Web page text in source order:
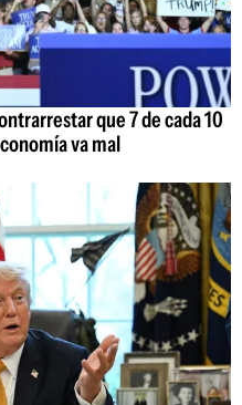
que 7 de cada 10
va mal